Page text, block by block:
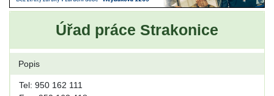
Úřad práce Strakonice
Popis
Tel: 950 162 111